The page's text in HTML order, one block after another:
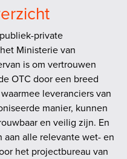
private
Ministerie van
is om vertrouwen
OTC door een breed
leveranciers van
manier, kunnen
en veilig zijn. En
alle relevante wet- en
het projectbureau van